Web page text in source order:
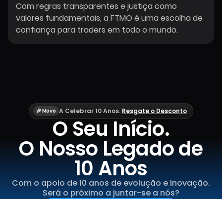
Com regras transparentes e justiça como
valores fundamentais, a FTMO é uma escolha de
confiança para traders em todo o mundo.
🎉 Novo A Celebrar 10 Anos. Resgate o Desconto
O Seu Início.
O Nosso Legado de
10 Anos
Com o apoio de 10 anos de evolução e inovação.
Será o próximo a juntar-se a nós?